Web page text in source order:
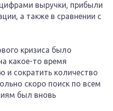
выручки, прибыли
а также в сравнении с
кризиса было
какое-то время
сократить количество
скоро поиск по всем
был вновь